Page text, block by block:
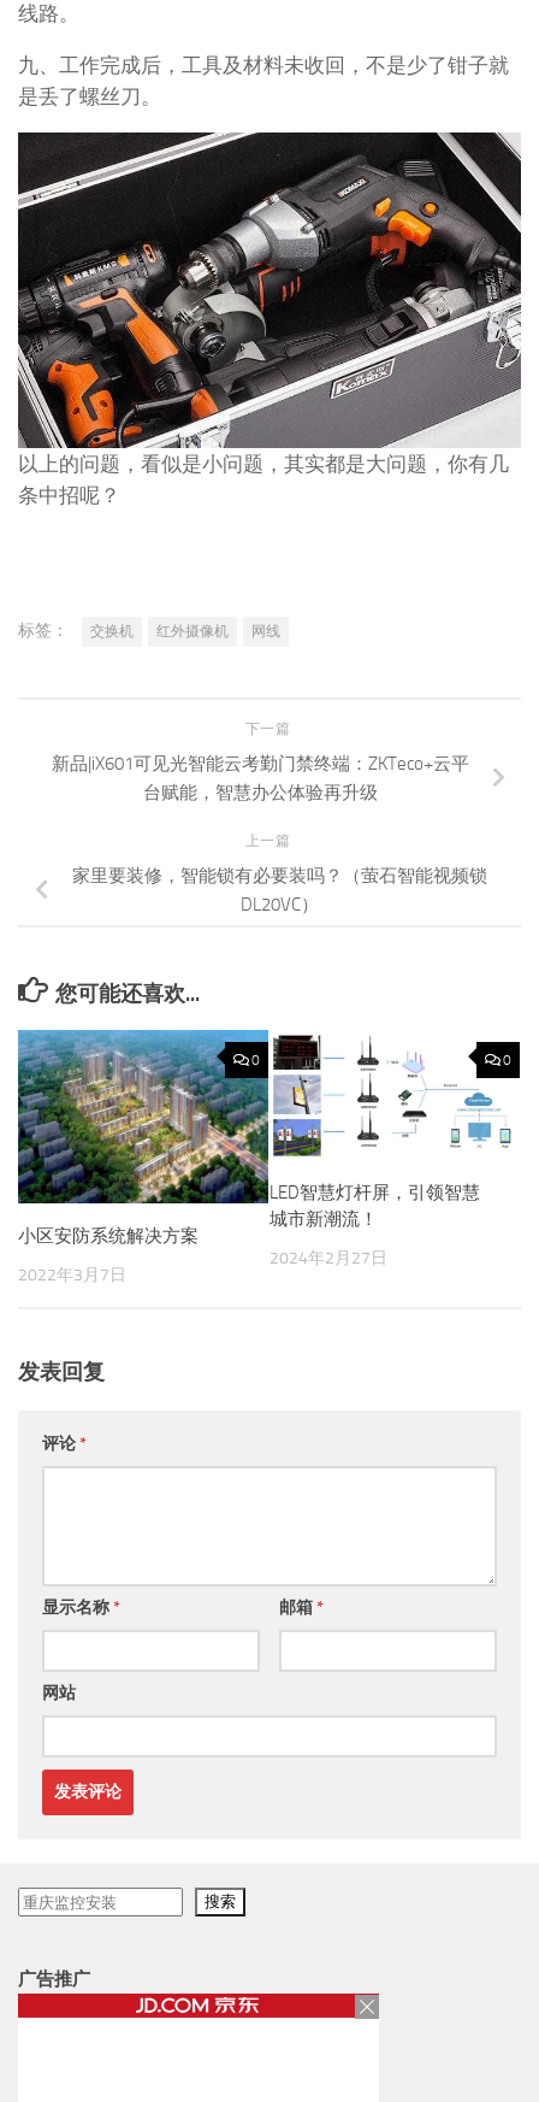
线路。
九、工作完成后，工具及材料未收回，不是少了钳子就
是丢了螺丝刀。
以上的问题，看似是小问题，其实都是大问题，你有几
条中招呢？
标签： 交换机 红外摄像机 网线
下一篇
新品|iX601可见光智能云考勤门禁终端：ZKTeco+云平
台赋能，智慧办公体验再升级
上一篇
家里要装修，智能锁有必要装吗？（萤石智能视频锁
DL20VC）
您可能还喜欢...
0
小区安防系统解决方案
2022年3月7日
0
LED智慧灯杆屏，引领智慧
城市新潮流！
2024年2月27日
发表回复
评论*
显示名称* 邮箱*
网站
搜
搜索
广告推广